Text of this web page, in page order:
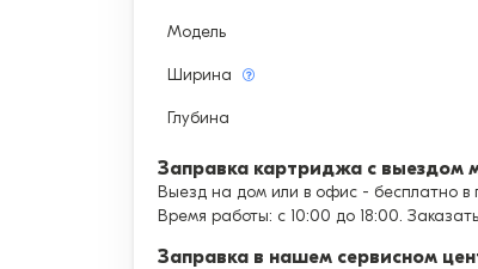
Модель
Ширина
Глубина
Заправка картриджа с выездом
Выезд на дом или в офис - бесплатно в
Время работы: с 10:00 до 18:00.
Заправка в нашем сервисном